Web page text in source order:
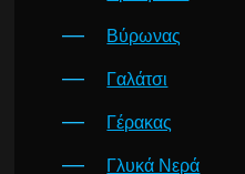
Βύρωνας
Γαλάτσι
Γέρακας
Γλυκά Νερά